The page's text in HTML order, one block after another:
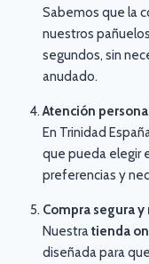
Sabemos que la
nuestros
segundos, sin
anudado.
Atención
En Trinidad
que pueda elegir
preferencias y
Compra segura y
Nuestratienda
diseñada para